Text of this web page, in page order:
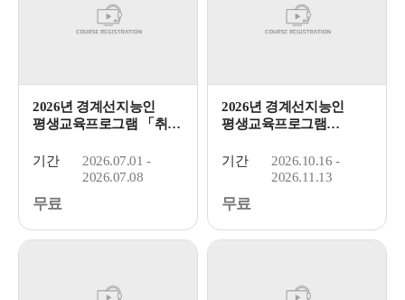
2026년 경계선지능인
평생교육프로그램 「취업
기간
2026.07.01 -
2026.07.08
무료
2026년 경계선지능인
평생교육프로그램
기간
2026.10.16 -
2026.11.13
무료